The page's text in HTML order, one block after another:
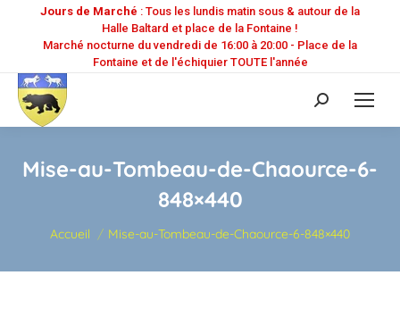
Jours de Marché : Tous les lundis matin sous & autour de la
Halle Baltard et place de la Fontaine !
Marché nocturne du vendredi de 16:00 à 20:00 - Place de la
Fontaine et de l'échiquier TOUTE l'année
Recherche
:
Mise-au-Tombeau-de-Chaource-6-
848×440
Vous êtes ici :
Accueil Mise-au-Tombeau-de-Chaource-6-848×440